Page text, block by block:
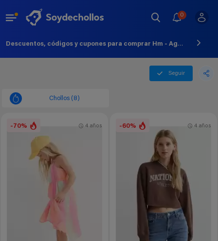
0
Descuentos, códigos y cupones para comprar Hm - Agosto - 2026
Seguir
Chollos (8)
-70% 4 años -60% 4 años